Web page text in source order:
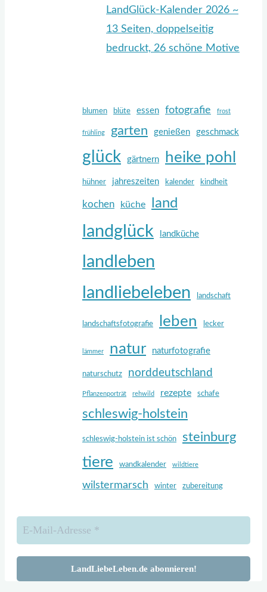
LandGlück-Kalender 2026 ~
13 Seiten, doppelseitig
bedruckt, 26 schöne Motive
blumen blüte essen fotografie frost
frühling garten genießen geschmack
glück gärtnern heike pohl
hühner jahreszeiten kalender kindheit
kochen küche land
landglück landküche
landleben
landliebeleben
landschaft
landschaftsfotografie leben lecker
lämmer natur naturfotografie
naturschutz norddeutschland
Pflanzenporträt rehwild rezepte schafe
schleswig-holstein
schleswig-holstein ist schön steinburg
tiere wandkalender wildtiere
wilstermarsch winter zubereitung